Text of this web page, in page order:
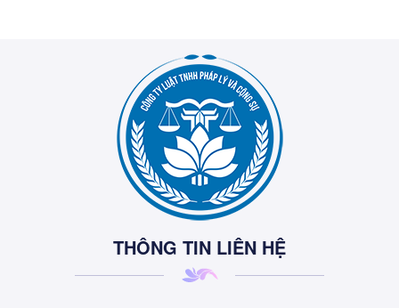
THÔNG TIN LIÊN HỆ